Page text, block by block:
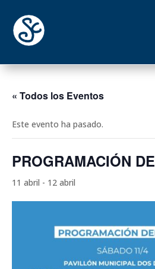
« Todos los Eventos
Este evento ha pasado.
PROGRAMACIÓN
11 abril - 12 abril